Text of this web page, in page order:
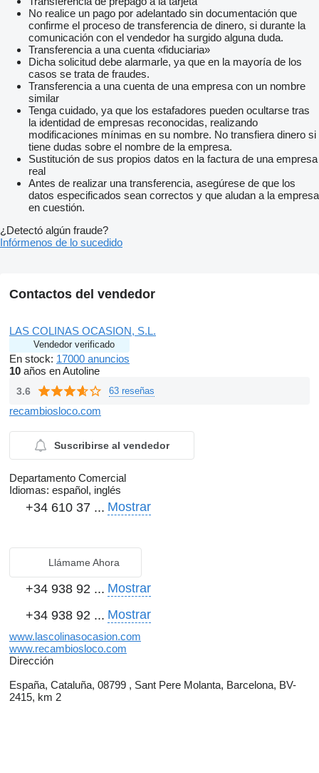
No realice un pago por adelantado sin documentación que
confirme el proceso de transferencia de dinero, si durante la
comunicación con el vendedor ha surgido alguna duda.
Transferencia a una cuenta «fiduciaria»
Dicha solicitud debe alarmarle, ya que en la mayoría de los
casos se trata de fraudes.
Transferencia a una cuenta de una empresa con un nombre
similar
Tenga cuidado, ya que los estafadores pueden ocultarse tras
la identidad de empresas reconocidas, realizando
modificaciones mínimas en su nombre. No transfiera dinero si
tiene dudas sobre el nombre de la empresa.
Sustitución de sus propios datos en la factura de una empresa
real
Antes de realizar una transferencia, asegúrese de que los
datos especificados sean correctos y que aludan a la empresa
en cuestión.
¿Detectó algún fraude?
Infórmenos de lo sucedido
Contactos del vendedor
LAS COLINAS OCASION, S.L.
Vendedor verificado
En stock: 17000 anuncios
10 años en Autoline
3.6 63 reseñas
recambiosloco.com
Suscribirse al vendedor
Departamento Comercial
Idiomas: español, inglés
+34 610 37 ... Mostrar
Llámame Ahora
+34 938 92 ... Mostrar
+34 938 92 ... Mostrar
www.lascolinasocasion.com
www.recambiosloco.com
Dirección
España, Cataluña, 08799 , Sant Pere Molanta, Barcelona, BV-
2415, km 2